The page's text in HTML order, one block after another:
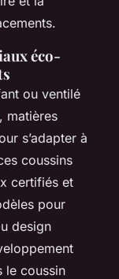
éco-
ou ventilé
matières
s’adapter à
coussins
certifiés et
pour
design
le coussin